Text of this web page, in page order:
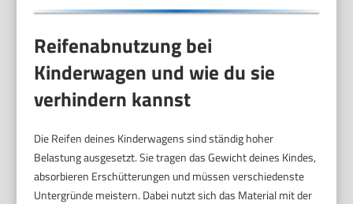
Reifenabnutzung bei
Kinderwagen und wie du sie
verhindern kannst
Die Reifen deines Kinderwagens sind ständig hoher
Belastung ausgesetzt. Sie tragen das Gewicht deines Kindes,
absorbieren Erschütterungen und müssen verschiedenste
Untergründe meistern. Dabei nutzt sich das Material mit der